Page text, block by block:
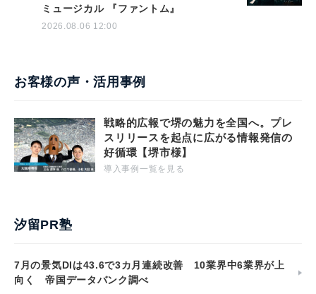
ミュージカル 『ファントム』
2026.08.06 12:00
お客様の声・活用事例
戦略的広報で堺の魅力を全国へ。プレ
スリリースを起点に広がる情報発信の
好循環【堺市様】
導入事例一覧を見る
汐留PR塾
7月の景気DIは43.6で3カ月連続改善 10業界中6業界が上
向く 帝国データバンク調べ